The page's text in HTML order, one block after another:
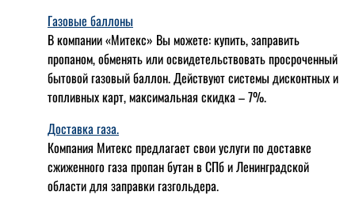
Газовые баллоны
В компании «Митекс» Вы можете: купить, заправить
пропаном, обменять или освидетельствовать просроченный
бытовой газовый баллон. Действуют системы дисконтных и
топливных карт, максимальная скидка – 7%.
Доставка газа.
Компания Митекс предлагает свои услуги по доставке
сжиженного газа пропан бутан в СПб и Ленинградской
области для заправки газгольдера.